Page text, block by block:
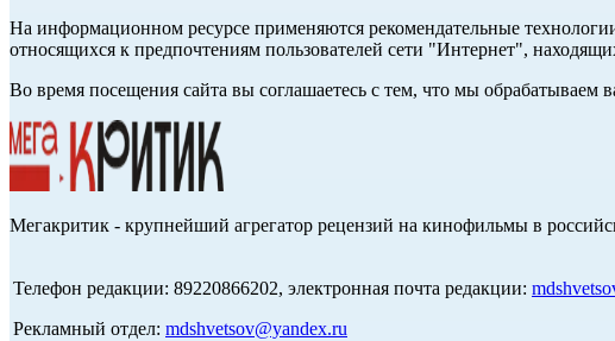
На информационном ресурсе применяются рекомендательные
относящихся к предпочтениям пользователей сети "Интернет",
Во время посещения сайта вы соглашаетесь с тем, что мы
Мегакритик - крупнейший агрегатор рецензий на кинофильмы в
Телефон редакции: 89220866202, электронная почта редакции:
Рекламный отдел: mdshvetsov@yandex.ru